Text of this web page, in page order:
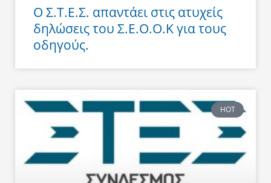
Ο Σ.Τ.Ε.Σ. απαντάει στις ατυχείς
δηλώσεις του Σ.Ε.Ο.Ο.Κ για τους
οδηγούς.
HOT